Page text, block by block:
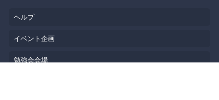
ヘルプ
イベント企画
勉強会会場